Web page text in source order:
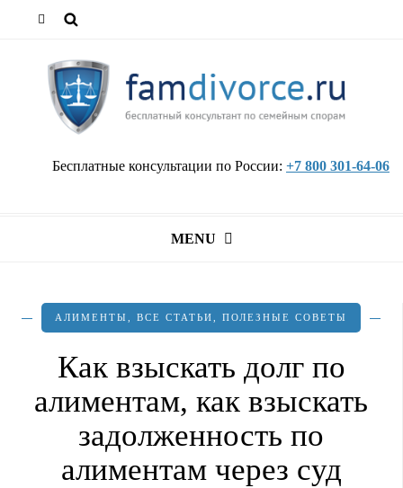
Бесплатные консультации по России: +7 800 301-64-06
MENU
АЛИМЕНТЫ ВСЕ СТАТЬИ ПОЛЕЗНЫЕ СОВЕТЫ
Как взыскать долг по
алиментам, как взыскать
задолженность по
алиментам через суд